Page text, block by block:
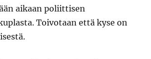
aikaan poliittisen
Toivotaan että kyse on